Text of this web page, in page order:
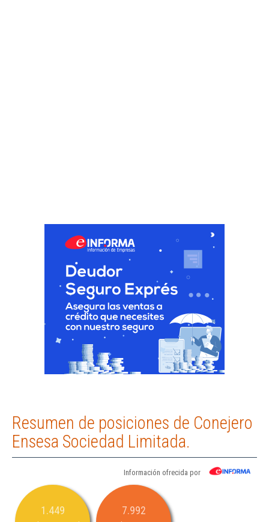
Resumen de posiciones de Conejero
Ensesa Sociedad Limitada.
Información ofrecida por
1.449 7.992